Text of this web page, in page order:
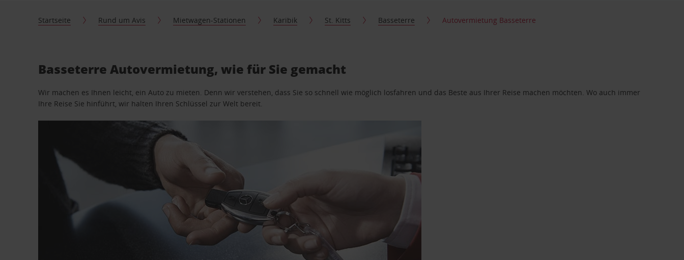
Startseite Rund um Avis Mietwagen-Stationen Karibik St. Kitts Basseterre Autovermietung Basseterre
Basseterre Autovermietung, wie für Sie gemacht
Wir machen es Ihnen leicht, ein Auto zu mieten. Denn wir verstehen, dass Sie so schnell wie möglich losfahren und das Beste aus Ihrer Reise machen möchten. Wo auch immer
Ihre Reise Sie hinführt, wir halten Ihren Schlüssel zur Welt bereit.